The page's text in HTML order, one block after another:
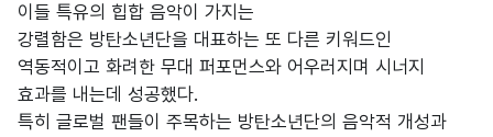
이들 특유의 힙합 음악이 가지는
강렬함은 방탄소년단을 대표하는 또 다른 키워드인
역동적이고 화려한 무대 퍼포먼스와 어우러지며 시너지
효과를 내는데 성공했다.
특히 글로벌 팬들이 주목하는 방탄소년단의 음악적 개성과